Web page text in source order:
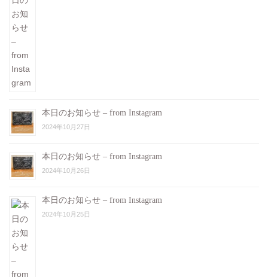
本日のお知らせ – from Instagram
2024年10月27日
本日のお知らせ – from Instagram
2024年10月26日
本日のお知らせ – from Instagram
2024年10月25日